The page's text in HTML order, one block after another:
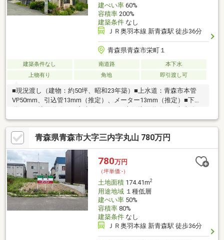
建ぺい率60%
容積率200%
建築条件なし
ＪＲ奥羽本線 新青森駅 徒歩36分
青森県青森市栄町１
建築条件なし 南道路
本下水
上物有り
角地 即引渡し可
■現況渡し（建物：約50坪、昭和23年築）■上水道：青森市本管
VP50mm、引込管13mm（推定）、メーター13mm（推定）■下水
道：西側接面道路下に市本管400mm、南側接面道路下に市本管
250mm、取付150mm、合流区■ファミリーマート港町1丁目店ま
で約550ｍ■ツルハドラッグ港町店まで約650ｍ■マックスバリュ浪
打店まで約850m■青森市立合浦小学校まで約350ｍ■青森市立浪打
中学校まで約550ｍ＜No.1213＞
青森県青森市大字三内字丸山 780万円
780万円
（坪単価:-）
土地面積174.41m2
用途地域１種低層
建ぺい率50%
容積率80%
建築条件なし
ＪＲ奥羽本線 新青森駅 徒歩36分